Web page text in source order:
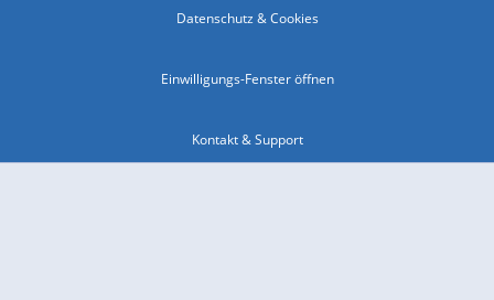
Datenschutz & Cookies
Einwilligungs-Fenster öffnen
Kontakt & Support